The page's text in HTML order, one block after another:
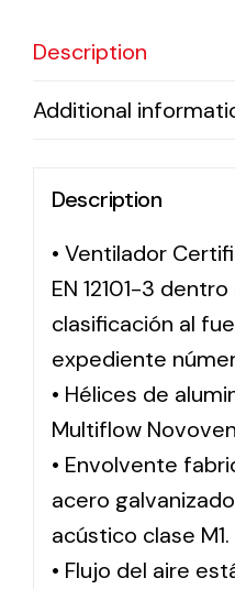
Description
Additional
Description
• Ventilador
EN 12101-3
clasificación al
expediente
• Hélices de
Multiflow
• Envolvente
acero
acústico clase M1.
• Flujo del aire